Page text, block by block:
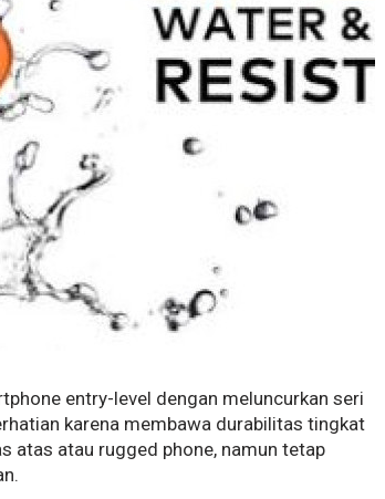
entry-level dengan meluncurkan seri
karena membawa durabilitas tingkat
atas atau rugged phone, namun tetap